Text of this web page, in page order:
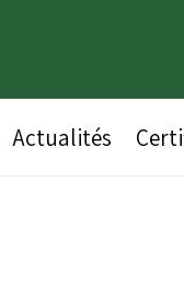
Actualités